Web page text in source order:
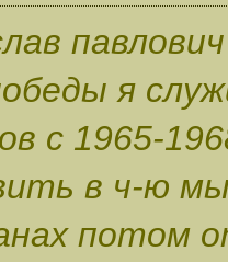
я
с 1965-
в ч-ю
потом